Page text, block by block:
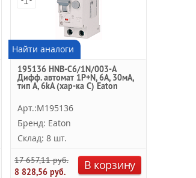
Найти аналоги
195136 HNB-C6/1N/003-A
Дифф. автомат 1Р+N, 6A, 30мА,
тип A, 6kA (хар-ка C) Eaton
Арт.:M195136
Бренд: Eaton
Склад: 8 шт.
17 657,11 руб.
8 828,56 руб.
В корзину